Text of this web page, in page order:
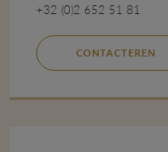
+32 (0)2 652 51 81
CONTACTEREN